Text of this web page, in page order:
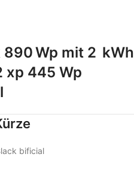
Wp mit 2 kWh
xp 445 Wp
bificial